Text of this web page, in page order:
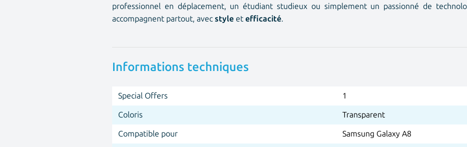
professionnel en déplacement, unétudiant studieux ou simplement un passionné de
accompagnent partout, avec style et efficacité.
Informations techniques
Special Offers
1
Coloris
Transparent
Compatible pour
Samsung Galaxy A8